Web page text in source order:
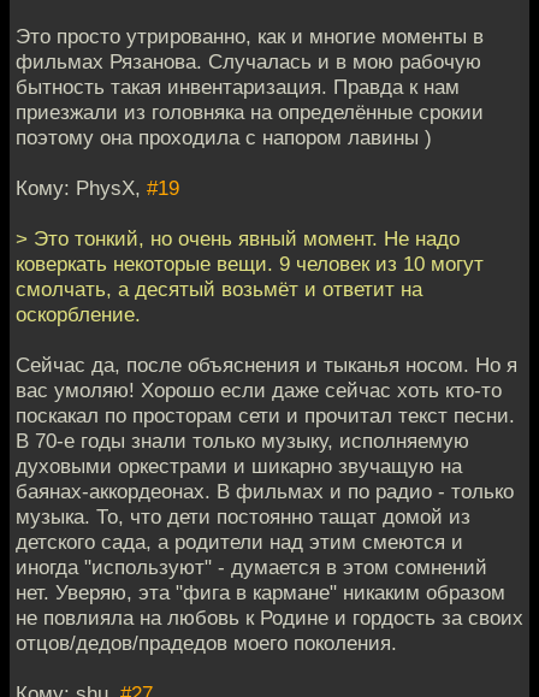
Это просто утрированно, как и многие моменты в
фильмах Рязанова. Случалась и в мою рабочую
бытность такая инвентаризация. Правда к нам
приезжали из головняка на определённые срокии
поэтому она проходила с напором лавины )
Кому: PhysX, #19
> Это тонкий, но очень явный момент. Не надо
коверкать некоторые вещи. 9 человек из 10 могут
смолчать, а десятый возьмёт и ответит на
оскорбление.
Сейчас да, после объяснения и тыканья носом. Но я
вас умоляю! Хорошо если даже сейчас хоть кто-то
поскакал по просторам сети и прочитал текст песни.
В 70-е годы знали только музыку, исполняемую
духовыми оркестрами и шикарно звучащую на
баянах-аккордеонах. В фильмах и по радио - только
музыка. То, что дети постоянно тащат домой из
детского сада, а родители над этим смеются и
иногда "используют" - думается в этом сомнений
нет. Уверяю, эта "фига в кармане" никаким образом
не повлияла на любовь к Родине и гордость за своих
отцов/дедов/прадедов моего поколения.